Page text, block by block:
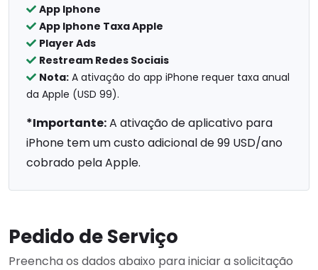
Pedido de Serviço
Preencha os dados abaixo para iniciar a solicitação
App Iphone
App Iphone Taxa Apple
Player Ads
Restream Redes Sociais
Nota: A ativação do app iPhone requer taxa anual
da Apple (USD 99).
*Importante:A ativação de aplicativo para
iPhone tem um custo adicional de 99 USD/ano
cobrado pela Apple.